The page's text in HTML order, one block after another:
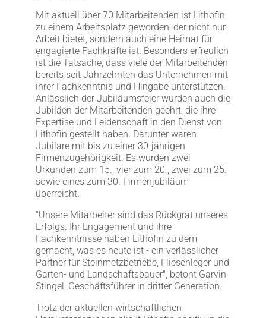
Mit aktuell über 70 Mitarbeitenden ist Lithofin
zu einem Arbeitsplatz geworden, der nicht nur
Arbeit bietet, sondern auch eine Heimat für
engagierte Fachkräfte ist. Besonders erfreulich
ist die Tatsache, dass viele der Mitarbeitenden
bereits seit Jahrzehnten das Unternehmen mit
ihrer Fachkenntnis und Hingabe unterstützen.
Anlässlich der Jubiläumsfeier wurden auch die
Jubiläen der Mitarbeitenden geehrt, die ihre
Expertise und Leidenschaft in den Dienst von
Lithofin gestellt haben. Darunter waren
Jubilare mit bis zu einer 30-jährigen
Firmenzugehörigkeit. Es wurden zwei
Urkunden zum 15., vier zum 20., zwei zum 25.
sowie eines zum 30. Firmenjubiläum
überreicht.
"Unsere Mitarbeiter sind das Rückgrat unseres
Erfolgs. Ihr Engagement und ihre
Fachkenntnisse haben Lithofin zu dem
gemacht, was es heute ist - ein verlässlicher
Partner für Steinmetzbetriebe, Fliesenleger und
Garten- und Landschaftsbauer", betont Garvin
Stingel, Geschäftsführer in dritter Generation.
Trotz der aktuellen wirtschaftlichen